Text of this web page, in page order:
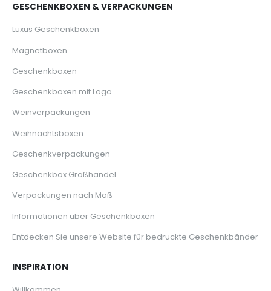
GESCHENKBOXEN & VERPACKUNGEN
Luxus Geschenkboxen
Magnetboxen
Geschenkboxen
Geschenkboxen mit Logo
Weinverpackungen
Weihnachtsboxen
Geschenkverpackungen
Geschenkbox Großhandel
Verpackungen nach Maß
Informationen über Geschenkboxen
Entdecken Sie unsere Website für bedruckte Geschenkbänder
INSPIRATION